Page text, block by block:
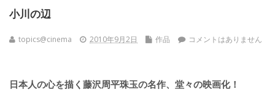
小川の辺
topics@cinema 2010年9月2日 作品 コメントはありません
日本人の心を描く藤沢周平珠玉の名作、堂々の映画化！